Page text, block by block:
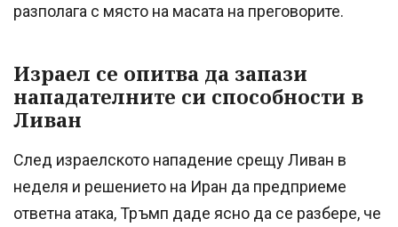
разполага с място на масата на преговорите.
Израел се опитва да запази
нападателните си способности в
Ливан
След израелското нападение срещу Ливан в
неделя и решението на Иран да предприеме
ответна атака, Тръмп даде ясно да се разбере, че